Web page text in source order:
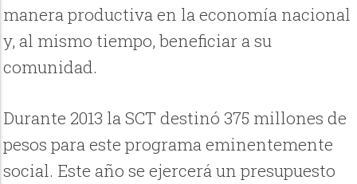
manera productiva en la economía nacional
y, al mismo tiempo, beneficiar a su
comunidad.
Durante 2013 la SCT destinó 375 millones de
pesos para este programa eminentemente
social. Este año se ejercerá un presupuesto